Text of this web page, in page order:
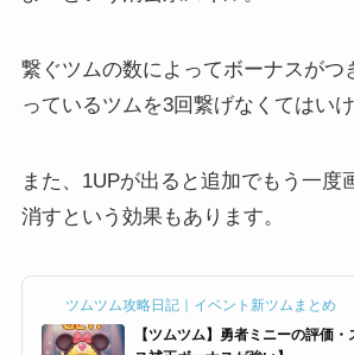
繋ぐツムの数によってボーナスがつ
っているツムを3回繋げなくてはいけ
また、1UPが出ると追加でもう一度
消すという効果もあります。
ツムツム攻略日記｜イベント新ツムまとめ
【ツムツム】勇者ミニーの評価